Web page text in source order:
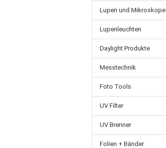
Lupen und Mikroskope
Lupenleuchten
Daylight Produkte
Messtechnik
Foto Tools
UV Filter
UV Brenner
Folien + Bänder